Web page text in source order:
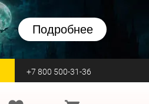
Подробнее
+7 800 500-31-36